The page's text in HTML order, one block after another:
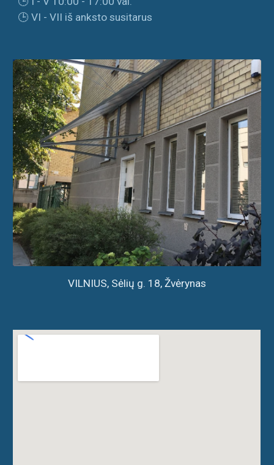
🕒 VI - VII iš anksto susitarus
VILNIUS, Sėlių g. 18, Žvėrynas